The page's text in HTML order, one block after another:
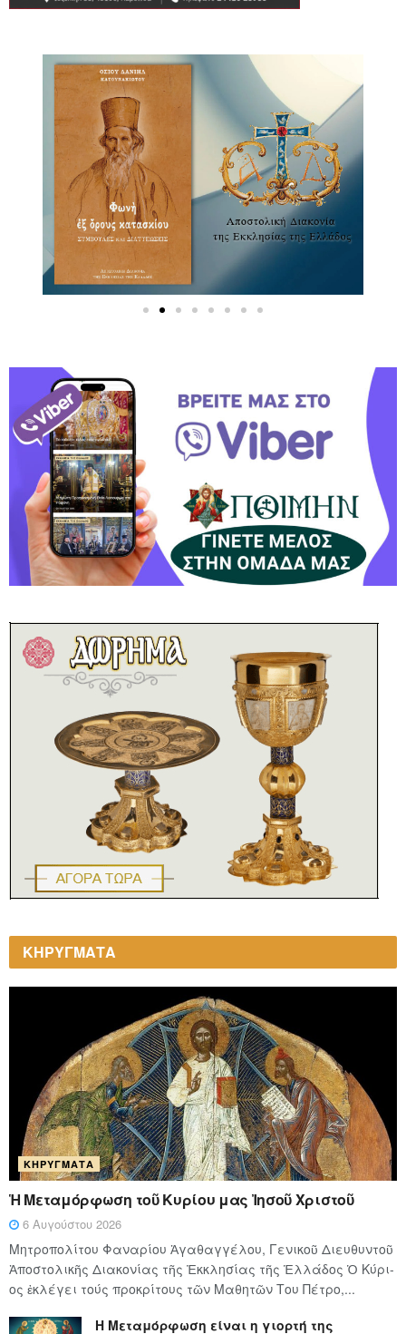
ΚΗΡΥΓΜΑΤΑ
ΚΗΡΎΓΜΑΤΑ
Ἡ Μεταμόρφωση τοῦ Κυρίου μας Ἰησοῦ Χριστοῦ
6 Αυγούστου 2026
Μητροπολίτου Φαναρίου Ἀγαθαγγέλου, Γενικοῦ Διευθυντοῦ
Ἀποστολικῆς Διακονίας τῆς Ἐκκλησίας τῆς Ἑλλάδος Ὁ Κύ­ρι­
ος ἐκλέγει τούς προ­κρί­τους τῶν Μα­θη­τῶν Του Πέ­τρο,...
Η Μεταμόρφωση είναι η γιορτή της